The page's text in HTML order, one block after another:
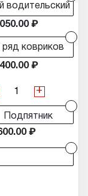
водительский
ряд ковриков
Подпятник
+